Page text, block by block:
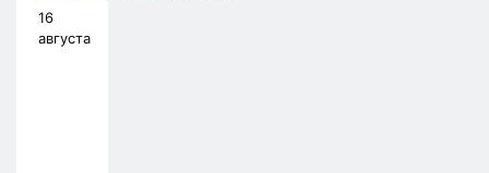
16
августа